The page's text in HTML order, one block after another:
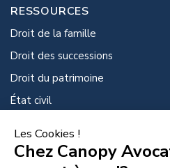
RESSOURCES
Droit de la famille
Droit des successions
Droit du patrimoine
État civil
GUIDES PRATIQUES